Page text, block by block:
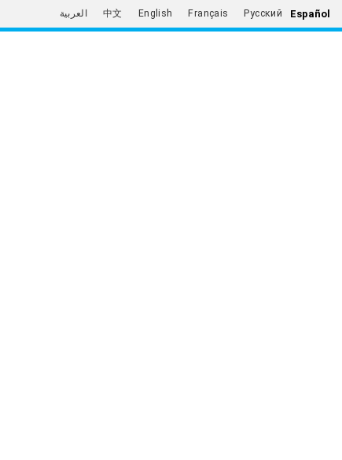
العربية 中文 English Français Русский Español